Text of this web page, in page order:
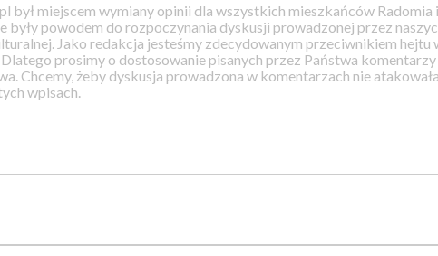
był miejscem wymiany opinii dla wszystkich mieszkańców Radomia
były powodem do rozpoczynania dyskusji prowadzonej przez
Jako redakcja jesteśmy zdecydowanym przeciwnikiem hejtu
. Dlatego prosimy o dostosowanie pisanych przez Państwa
Chcemy, żeby dyskusja prowadzona w komentarzach nie
wpisach.